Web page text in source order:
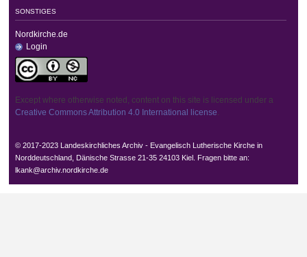
SONSTIGES
Nordkirche.de
Login
Except where otherwise noted, content on this site is licensed under a
Creative Commons Attribution 4.0 International license.
© 2017-2023 Landeskirchliches Archiv - Evangelisch Lutherische Kirche in
Norddeutschland, Dänische Strasse 21-35 24103 Kiel. Fragen bitte an:
lkank@archiv.nordkirche.de